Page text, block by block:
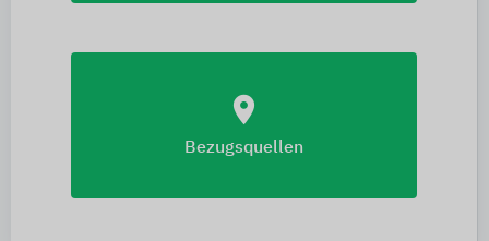
location_on
Bezugsquellen